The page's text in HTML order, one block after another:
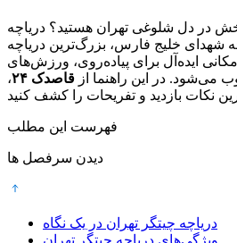
در دل شلوغی تهران هستید؟ دریاچه
شهدای خلیج فارس، بزرگ‌ترین دریاچه
ایده‌آل برای پیاده‌روی، ورزش‌های
می‌شود. در این راهنما از قاصدک ۲۴
،
فهرست این مطلب
دیدن سرفصل ها
دریاچه چیتگر تهران در یک نگاه
ویژگی‌های دریاچه چیتگر تهران